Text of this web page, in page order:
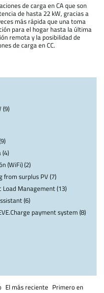
de carga en CA que son
de hasta 22 kW, gracias a
más rápida que una toma
para el hogar hasta la última
remota y la posibilidad de
de carga en CC.
(9)
(WiFi) (2)
from surplus PV (7)
Load Management (13)
(6)
payment system (8)
El más reciente Primero en